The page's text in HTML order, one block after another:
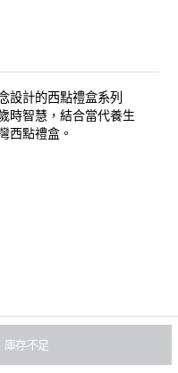
設計的西點禮盒系列
時智慧，結合當代養生
西點禮盒。
庫存不足